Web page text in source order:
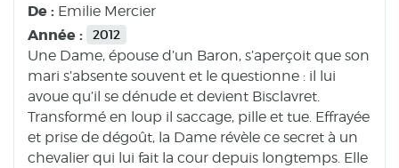
De : Emilie Mercier
Année : 2012
Une Dame, épouse d’un Baron, s’aperçoit que son
mari s’absente souvent et le questionne : il lui
avoue qu’il se dénude et devient Bisclavret.
Transformé en loup il saccage, pille et tue. Effrayée
et prise de dégoût, la Dame révèle ce secret à un
chevalier qui lui fait la cour depuis longtemps. Elle